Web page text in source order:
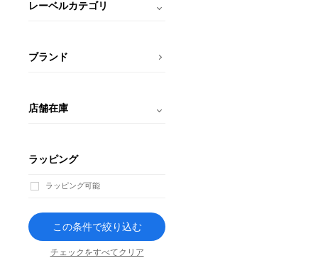
レーベルカテゴリ
ブランド
店舗在庫
ラッピング
ラッピング可能
この条件で絞り込む
チェックをすべてクリア